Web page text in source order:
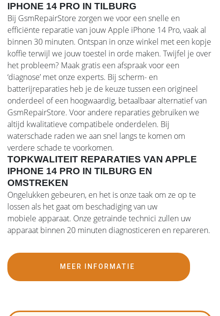
IPHONE 14 PRO IN TILBURG
Bij GsmRepairStore zorgen we voor een snelle en
efficiënte reparatie van jouw Apple iPhone 14 Pro, vaak al
binnen 30 minuten. Ontspan in onze winkel met een kopje
koffie terwijl we jouw toestel in orde maken. Twijfel je over
het probleem? Maak gratis een afspraak voor een
‘diagnose’ met onze experts. Bij scherm- en
batterijreparaties heb je de keuze tussen een origineel
onderdeel of een hoogwaardig, betaalbaar alternatief van
GsmRepairStore. Voor andere reparaties gebruiken we
altijd kwalitatieve compatibele onderdelen. Bij
waterschade raden we aan snel langs te komen om
verdere schade te voorkomen.
TOPKWALITEIT REPARATIES VAN APPLE
IPHONE 14 PRO IN TILBURG EN
OMSTREKEN
Ongelukken gebeuren, en het is onze taak om ze op te
lossen als het gaat om beschadiging van uw
mobiele apparaat. Onze getrainde technici zullen uw
apparaat binnen 20 minuten diagnosticeren en repareren.
MEER INFORMATIE